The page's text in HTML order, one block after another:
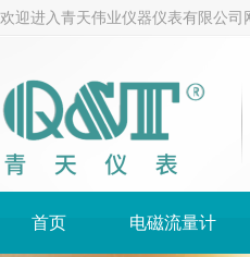
欢迎进入青天伟业仪器仪表有限公司
首页 电磁流量计